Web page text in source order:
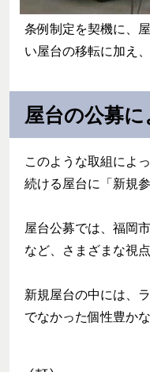
条例制定を契機に、
い屋台の移転に加え
屋台の公募
このような取組によ
続ける屋台に「新規
屋台公募では、福岡
など、さまざまな視
新規屋台の中には、
でなかった個性豊か